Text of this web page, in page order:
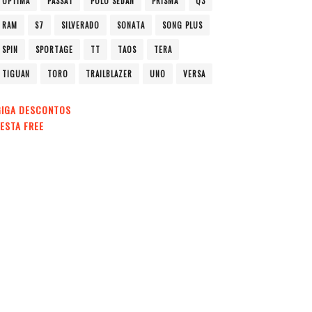
RAM S7 SILVERADO SONATA SONG PLUS
SPIN SPORTAGE TT TAOS TERA
TIGUAN TORO TRAILBLAZER UNO VERSA
DESCONTOS
FREE